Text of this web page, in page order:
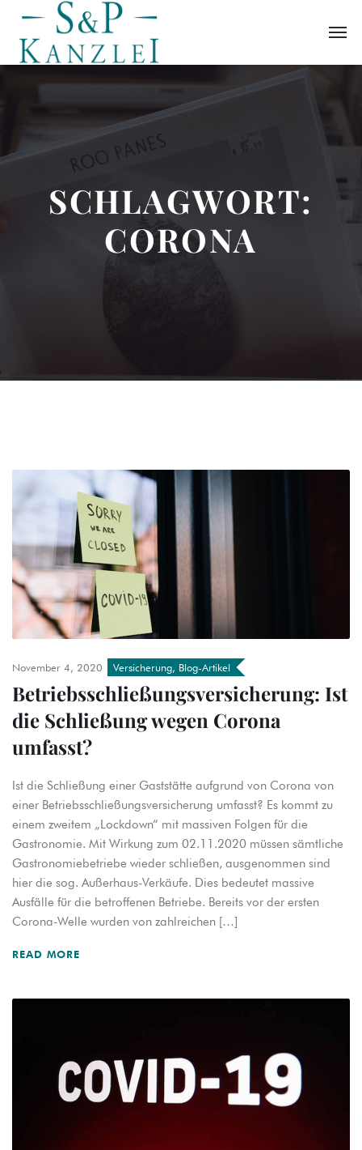
SCHLAGWORT:
CORONA
November 4, 2020 Versicherung, Blog-Artikel
Betriebsschließungsversicherung: Ist
die Schließung wegen Corona
umfasst?
Ist die Schließung einer Gaststätte aufgrund von Corona von
einer Betriebsschließungsversicherung umfasst? Es kommt zu
einem zweitem „Lockdown“ mit massiven Folgen für die
Gastronomie. Mit Wirkung zum 02.11.2020 müssen sämtliche
Gastronomiebetriebe wieder schließen, ausgenommen sind
hier die sog. Außerhaus-Verkäufe. Dies bedeutet massive
Ausfälle für die betroffenen Betriebe. Bereits vor der ersten
Corona-Welle wurden von zahlreichen […]
READ MORE